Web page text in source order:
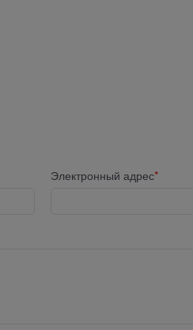
Электронный адрес